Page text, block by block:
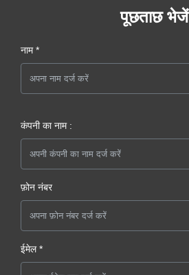
पूछताछ भेजें
नाम *
कंपनी का नाम :
फ़ोन नंबर
ईमेल *